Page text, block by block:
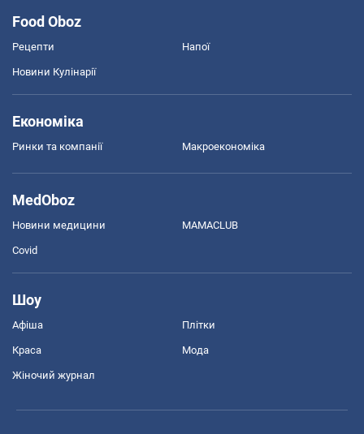
Food Oboz
Рецепти Напої
Новини Кулінарії
Економіка
Ринки та компанії Макроекономіка
MedOboz
Новини медицини MAMACLUB
Covid
Шоу
Афіша Плітки
Краса Мода
Жіночий журнал